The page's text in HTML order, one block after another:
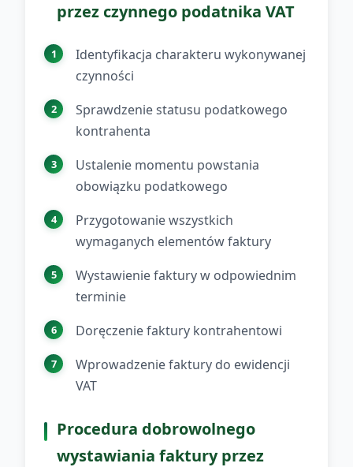
przez czynnego podatnika VAT
Identyfikacja charakteru wykonywanej
czynności
Sprawdzenie statusu podatkowego
kontrahenta
Ustalenie momentu powstania
obowiązku podatkowego
Przygotowanie wszystkich
wymaganych elementów faktury
Wystawienie faktury w odpowiednim
terminie
Doręczenie faktury kontrahentowi
Wprowadzenie faktury do ewidencji
VAT
Procedura dobrowolnego
wystawiania faktury przez